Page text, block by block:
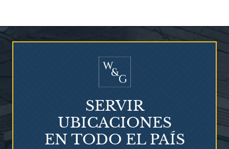
¿Quién corre el riesgo de
SERVIR
UBICACIONES
EN TODO EL PAÍS